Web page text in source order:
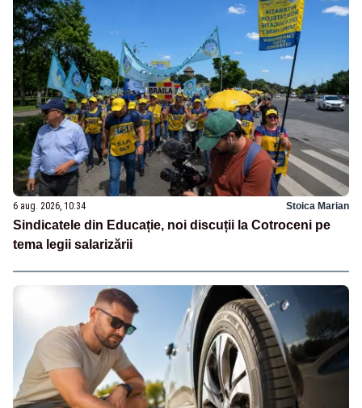
6 aug. 2026, 10:34 Stoica Marian
Sindicatele din Educație, noi discuții la Cotroceni pe
tema legii salarizării